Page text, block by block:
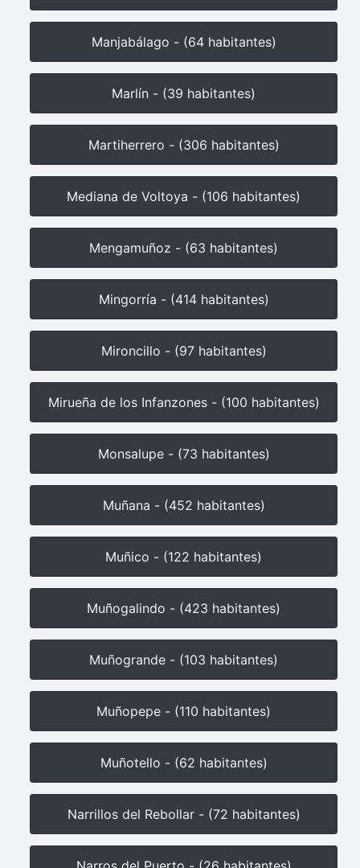
Manjabálago - (64 habitantes)
Marlín - (39 habitantes)
Martiherrero - (306 habitantes)
Mediana de Voltoya - (106 habitantes)
Mengamuñoz - (63 habitantes)
Mingorría - (414 habitantes)
Mironcillo - (97 habitantes)
Mirueña de los Infanzones - (100 habitantes)
Monsalupe - (73 habitantes)
Muñana - (452 habitantes)
Muñico - (122 habitantes)
Muñogalindo - (423 habitantes)
Muñogrande - (103 habitantes)
Muñopepe - (110 habitantes)
Muñotello - (62 habitantes)
Narrillos del Rebollar - (72 habitantes)